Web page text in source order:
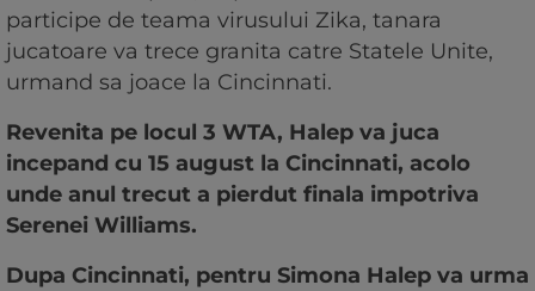
participe de teama virusului Zika, tanara
jucatoare va trece granita catre Statele Unite,
urmand sa joace la Cincinnati.
Revenita pe locul 3 WTA, Halep va juca
incepand cu 15 august la Cincinnati, acolo
unde anul trecut a pierdut finala impotriva
Serenei Williams.
Dupa Cincinnati, pentru Simona Halep va urma